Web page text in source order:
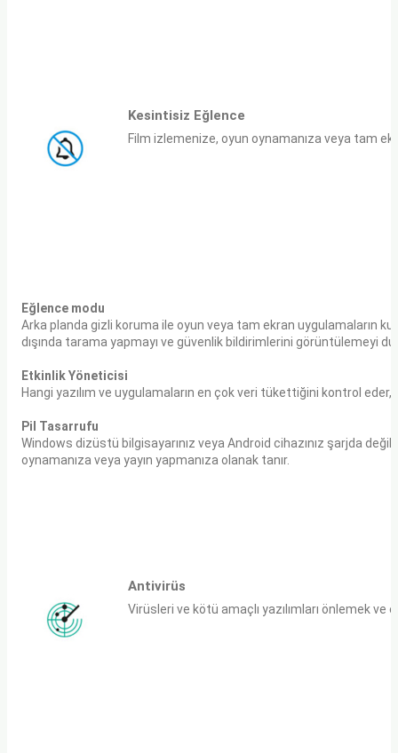
Kesintisiz Eğlence
Film izlemenize, oyun oynamanıza veya tam
Eğlence modu
Arka planda gizli koruma ile oyun veya tam ekran uygulamaların
dışında tarama yapmayı ve güvenlik bildirimlerini görüntülemeyi
Etkinlik Yöneticisi
Hangi yazılım ve uygulamaların en çok veri tükettiğini kontrol
Pil Tasarrufu
Windows dizüstü bilgisayarınız veya Android cihazınız şarjda
oynamanıza veya yayın yapmanıza olanak tanır.
Antivirüs
Virüsleri ve kötü amaçlı yazılımları önlemek